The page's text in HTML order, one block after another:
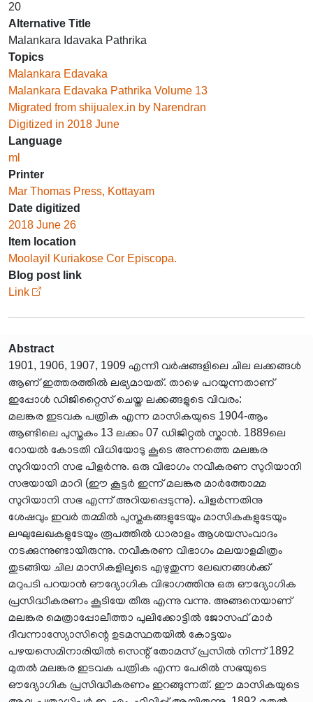
20
Alternative Title
Malankara Idavaka Pathrika
Topics
Malankara Edavaka
Malankara Edavaka Pathrika Volume 13
Migrated from shijualex.in by Narendran
Digitized in 2018 June
Language
ml
Printer
Mar Thomas Press, Kottayam
Date digitized
2018 June 26
Item location
Moolayil Kuriakose Cor Episcopa.
Blog post link
Link
Abstract
1901, 1906, 1907, 1909 എന്നീ വർഷങ്ങളിലെ ചില ലക്കങ്ങൾ
ആണ് ഇത്തരത്തിൽ ലഭ്യമായത്. താഴെ പറയുന്നതാണ്
ഇപ്പോൾ ഡിജിറ്റൈസ് ചെയ്ത ലക്കങ്ങളുടെ വിവരം:
മലങ്കര ഇടവക പത്രിക എന്ന മാസികയുടെ 1904-ആം
ആണ്ടിലെ പുസ്തകം 13 ലക്കം 07 ഡിജിറ്റൽ സ്കാൻ. 1889ലെ
റോയൽ കോടതി വിധിയോടു കൂടെ അന്നത്തെ മലങ്കര
സുറിയാനി സഭ പിളർന്നു. ഒരു വിഭാഗം നവീകരണ സുറിയാനി
സഭയായി മാറി (ഈ കൂട്ടർ ഇന്ന് മലങ്കര മാർത്തോമ്മ
സുറിയാനി സഭ എന്ന് അറിയപ്പെടുന്നു). പിളർന്നതിനു
ശേഷവും ഇവർ തമ്മിൽ പുസ്തകങ്ങളുടേയും മാസികകളുടേയും
ലഘുലേഖകളുടേയും രൂപത്തിൽ ധാരാളം ആശയസംവാദം
നടക്കുന്നുണ്ടായിരുന്നു. നവീകരണ വിഭാഗം മലയാളമിത്രം
തുടങ്ങിയ ചില മാസികളിലൂടെ എഴുതുന്ന ലേഖനങ്ങൾക്ക്
മറുപടി പറയാൻ ഔദ്യോഗിക വിഭാഗത്തിനു ഒരു ഔദ്യോഗിക
പ്രസിദ്ധീകരണം കൂടിയേ തീരു എന്നു വന്നു. അങ്ങനെയാണ്
മലങ്കര മെത്രാപ്പോലീത്താ പുലിക്കോട്ടിൽ ജോസഫ് മാർ
ദീവന്നാസ്യോസിന്റെ ഉടമസ്ഥതയിൽ കോട്ടയം
പഴയസെമിനാരിയിൽ സെന്റ് തോമസ് പ്രസിൽ നിന്ന് 1892
മുതൽ മലങ്കര ഇടവക പത്രിക എന്ന പേരിൽ സഭയുടെ
ഔദ്യോഗിക പ്രസിദ്ധീകരണം ഇറങ്ങുന്നത്. ഈ മാസികയുടെ